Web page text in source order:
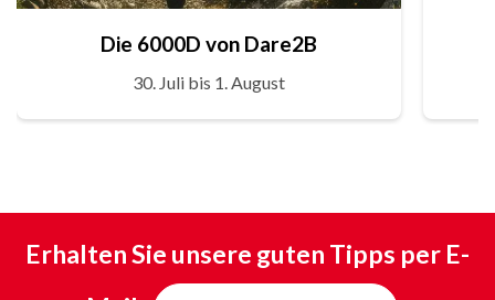
Die 6000D von Dare2B
30. Juli bis 1. August
Erhalten Sie unsere guten Tipps per E-